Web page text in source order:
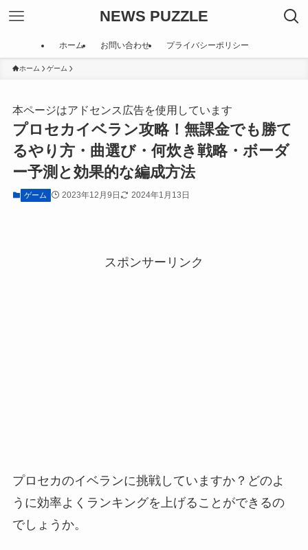
NEWS PUZZLE
ホーム お問い合わせ プライバシーポリシー
ホーム ゲーム
本ページはアドセンス広告を使用しています
プロセカイベラン攻略！無課金でも勝て
るやり方・曲選び・何炊き戦略・ボーダ
ー予測と効果的な編成方法
ゲーム 2023年12月9日 2024年1月13日
スポンサーリンク
プロセカのイベランに挑戦していますか？どのよ
うに効率よくランキングを上げることができるの
でしょうか。